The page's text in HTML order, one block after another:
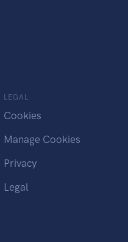
LEGAL
Cookies
Manage Cookies
Privacy
Legal